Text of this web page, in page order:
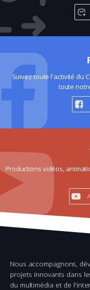
Suivez toute l'activité du
toute
Productions vidéos,
Nous accompagnons,
projets innovants dans
du multimédia et de